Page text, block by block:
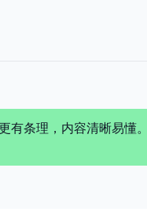
有条理，内容清晰易懂